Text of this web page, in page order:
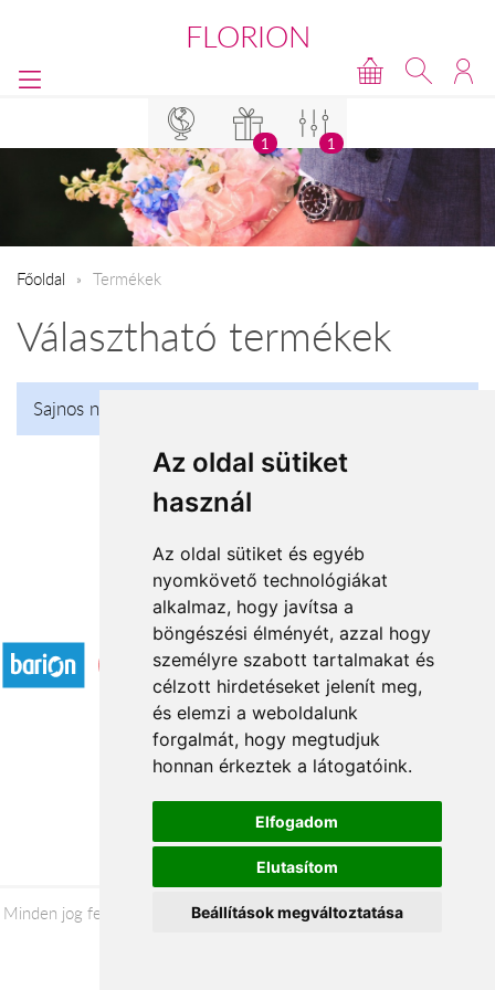
Az oldal sütiket
használ
Az oldal sütiket és egyéb
nyomkövető technológiákat
alkalmaz, hogy javítsa a
böngészési élményét, azzal hogy
személyre szabott tartalmakat és
célzott hirdetéseket jelenít meg,
és elemzi a weboldalunk
forgalmát, hogy megtudjuk
honnan érkeztek a látogatóink.
Elfogadom
Elutasítom
Beállítások megváltoztatása
FLORION
1 1
Főoldal Termékek
Választható termékek
Sajnos nincs talalat!
Elfogadott fizetési módok
Impresszum
Adatkezelési tájékoztató
Minden jog fenntartva © 2026 |+36 20 488-8362| www.florion.hu